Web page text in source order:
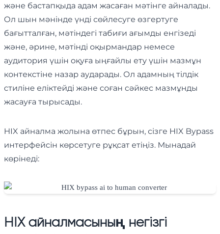
және бастапқыда адам жасаған мәтінге айналады.
Ол шын мәнінде үнді сөйлесуге өзгертуге
бағытталған, мәтіндегі табиғи ағымды енгізеді
және, әрине, мәтінді оқырмандар немесе
аудитория үшін оқуға ыңғайлы ету үшін мазмұн
контекстіне назар аударады. Ол адамның тілдік
стиліне еліктейді және соған сәйкес мазмұнды
жасауға тырысады.
HIX айналма жолына өтпес бұрын, сізге HIX Bypass
интерфейсін көрсетуге рұқсат етіңіз. Мынадай
көрінеді:
HIX айналмасының негізгі